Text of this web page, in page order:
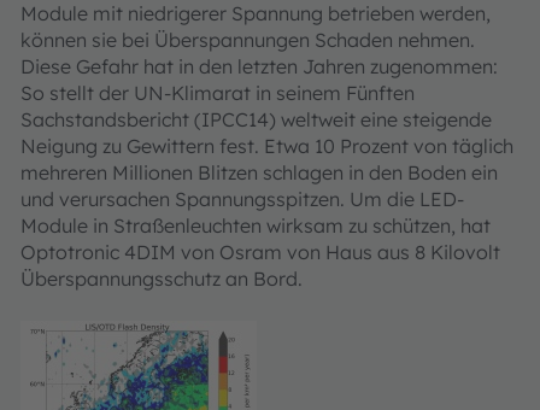
Module mit niedrigerer Spannung betrieben werden,
können sie bei Überspannungen Schaden nehmen.
Diese Gefahr hat in den letzten Jahren zugenommen:
So stellt der UN-Klimarat in seinem Fünften
Sachstandsbericht (IPCC14) weltweit eine steigende
Neigung zu Gewittern fest. Etwa 10 Prozent von täglich
mehreren Millionen Blitzen schlagen in den Boden ein
und verursachen Spannungsspitzen. Um die LED-
Module in Straßenleuchten wirksam zu schützen, hat
Optotronic 4DIM von Osram von Haus aus 8 Kilovolt
Überspannungsschutz an Bord.